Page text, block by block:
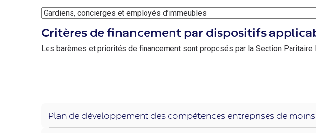
Critères de financement par dispositifs
Les barèmes et priorités de financement sont proposés par la Section
Plan de développement des compétences entreprises de moins